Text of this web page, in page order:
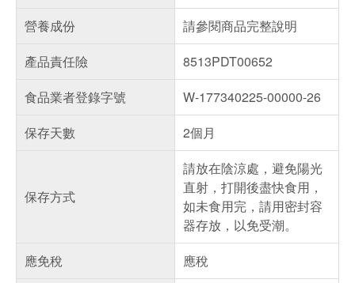
營養成份
請參閱商品完整說明
產品責任險
8513PDT00652
食品業者登錄字號
W-177340225-00000-26
保存天數
2個月
保存方式
請放在陰涼處，避免陽光
直射，打開後盡快食用，
如未食用完，請用密封容
器存放，以免受潮。
應免稅
應稅